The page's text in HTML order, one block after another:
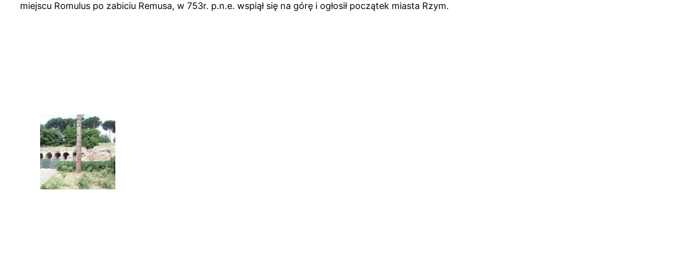
miejscu Romulus po zabiciu Remusa, w 753r. p.n.e. wspiął się na górę i ogłosił początek miasta Rzym.